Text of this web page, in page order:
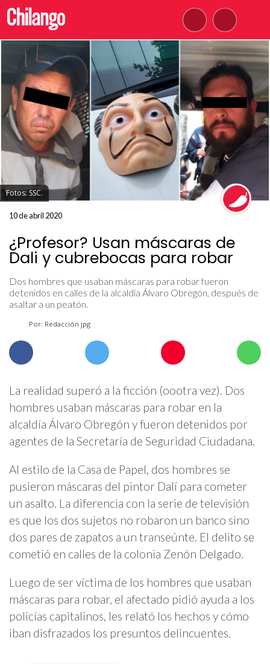
Fotos: SSC.
10 de abril 2020
¿Profesor? Usan máscaras de
Dali y cubrebocas para robar
Dos hombres que usaban máscaras para robar fueron
detenidos en calles de la alcaldía Álvaro Obregón, después de
asaltar a un peatón.
Por: Redacción jpg
La realidad superó a la ficción (oootra vez). Dos
hombres usaban máscaras para robar en la
alcaldía Álvaro Obregón y fueron detenidos por
agentes de la Secretaría de Seguridad Ciudadana.
Al estilo de la Casa de Papel, dos hombres se
pusieron máscaras del pintor Dalí para cometer
un asalto. La diferencia con la serie de televisión
es que los dos sujetos no robaron un banco sino
dos pares de zapatos a un transeúnte. El delito se
cometió en calles de la colonia Zenón Delgado.
Luego de ser víctima de los hombres que usaban
máscaras para robar, el afectado pidió ayuda a los
policías capitalinos, les relató los hechos y cómo
iban disfrazados los presuntos delincuentes.